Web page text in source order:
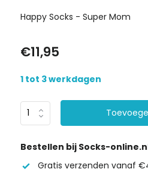
Happy Socks - Super Mom
€11,95
1 tot 3 werkdagen
Bestellen bij Socks-
Gratis verzenden vanaf